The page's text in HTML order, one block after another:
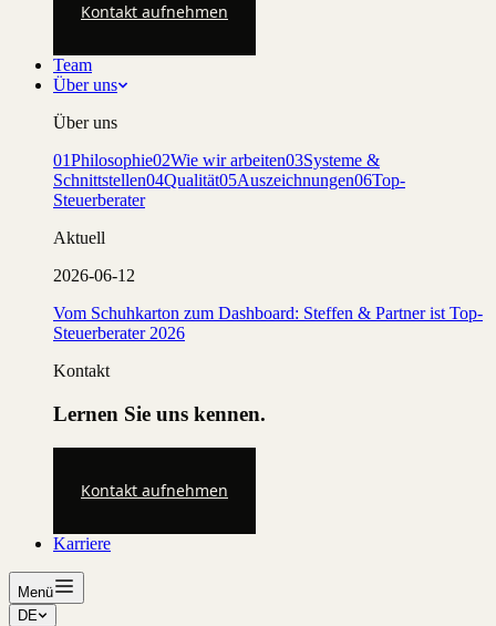
Kontakt aufnehmen
Team
Über uns
Über uns
01Philosophie02Wie wir arbeiten03Systeme &
Schnittstellen04Qualität05Auszeichnungen06Top-
Steuerberater
Aktuell
2026-06-12
Vom Schuhkarton zum Dashboard: Steffen & Partner ist Top-
Steuerberater 2026
Kontakt
Lernen Sie uns kennen.
Kontakt aufnehmen
Karriere
Menü
DE